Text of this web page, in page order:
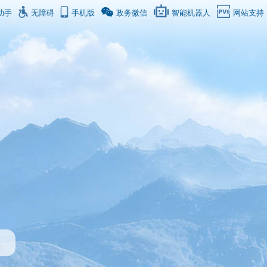
手 无障碍 手机版 政务微信 智能机器人 网站支持